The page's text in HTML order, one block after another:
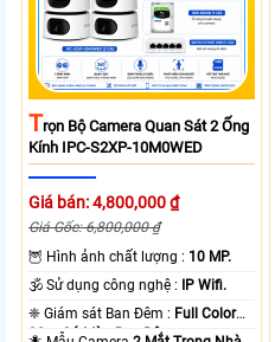
TRọn Bộ Camera Quan Sát 2 Ống
Kính IPC-S2XP-10M0WED
Giá bán: 4,800,000 ₫
Giá Gốc: 6,800,000 ₫
🦉 Hình ảnh chất lượng : 10 MP.
🕉️ Sử dụng công nghệ : IP Wifi.
❈ Giám sát Ban Đêm : Full Color
20m Có Màu Ban Ðêm.